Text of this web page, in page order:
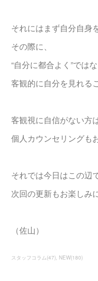
それにはまず自分自身
その際に、
“自分に都合よく”ではな
客観的に自分を見れる
客観視に自信がない方
個人カウンセリングも
それでは今日はこの辺で
次回の更新もお楽しみ
（佐山）
スタッフコラム(47) NEW(180)